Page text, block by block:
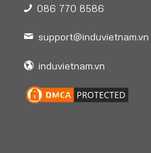
086 770 8586
support@induvietnam.vn
induvietnam.vn